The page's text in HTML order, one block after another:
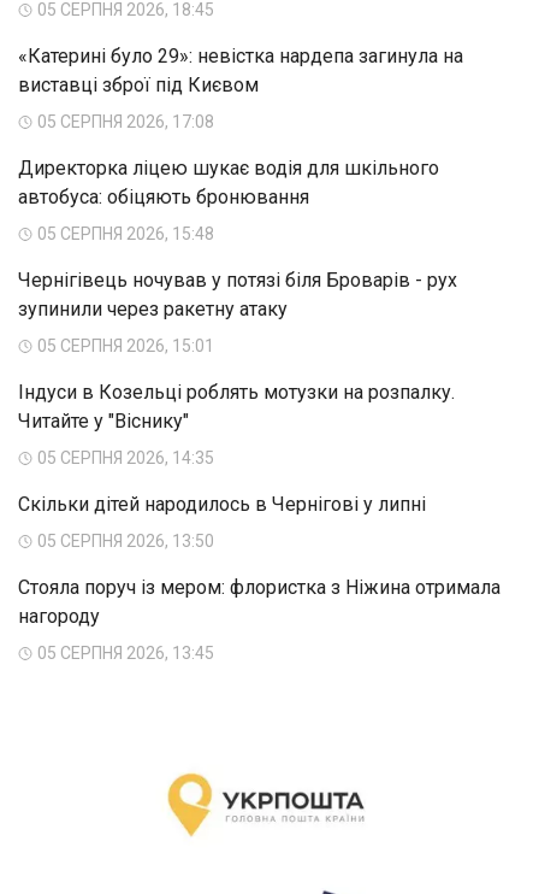
05 СЕРПНЯ 2026, 18:45
«Катерині було 29»: невістка нардепа загинула на
виставці зброї під Києвом
05 СЕРПНЯ 2026, 17:08
Директорка ліцею шукає водія для шкільного
автобуса: обіцяють бронювання
05 СЕРПНЯ 2026, 15:48
Чернігівець ночував у потязі біля Броварів - рух
зупинили через ракетну атаку
05 СЕРПНЯ 2026, 15:01
Індуси в Козельці роблять мотузки на розпалку.
Читайте у "Віснику"
05 СЕРПНЯ 2026, 14:35
Скільки дітей народилось в Чернігові у липні
05 СЕРПНЯ 2026, 13:50
Стояла поруч із мером: флористка з Ніжина отримала
нагороду
05 СЕРПНЯ 2026, 13:45